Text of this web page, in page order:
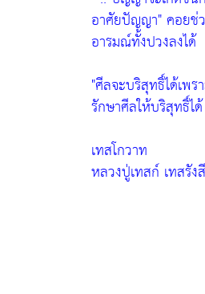
อาศัยปัญญา"คอยช่
อารมณ์ทั้งปวงลงได้
"ศีลจะบริสุทธิ์ได้เพ
รักษาศีลให้บริสุทธิ์ไ
เทสโกวาท
หลวงปู่เทสก์ เทสรังสี